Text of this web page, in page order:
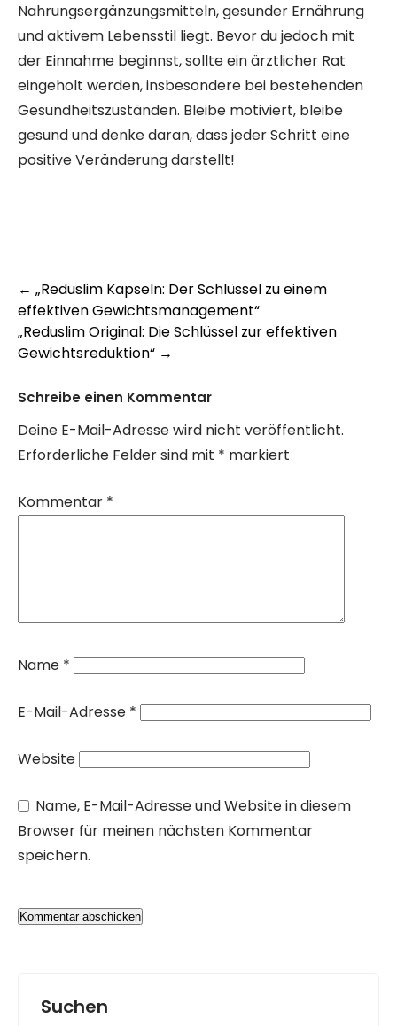
Nahrungsergänzungsmitteln, gesunder Ernährung
und aktivem Lebensstil liegt. Bevor du jedoch mit
der Einnahme beginnst, sollte ein ärztlicher Rat
eingeholt werden, insbesondere bei bestehenden
Gesundheitszuständen. Bleibe motiviert, bleibe
gesund und denke daran, dass jeder Schritt eine
positive Veränderung darstellt!
Post
navigation
← „Reduslim Kapseln: Der Schlüssel zu einem
effektiven Gewichtsmanagement“
„Reduslim Original: Die Schlüssel zur effektiven
Gewichtsreduktion“ →
Schreibe einen Kommentar
Deine E-Mail-Adresse wird nicht veröffentlicht.
Erforderliche Felder sind mit * markiert
Kommentar *
Name *
E-Mail-Adresse *
Website
Name, E-Mail-Adresse und Website in diesem
Browser für meinen nächsten Kommentar
speichern.
Suchen